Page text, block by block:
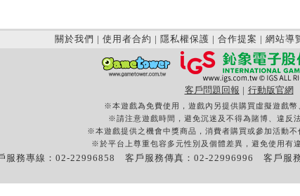
關於我們 | 使用者合約 | 隱私權保護 | 合作提案 | 網站導
客戶問題回報 | 行動版官網
※本遊戲為免費使用，遊戲內另提供購買虛擬遊戲幣
※請注意遊戲時間，避免沉迷及不得為賭博、違反
※本遊戲提供之機會中獎商品，消費者購買或參加活動不
※於平台上尊重包容多元性別及個體差異，避免使用有
服務專線：02-22996858 客戶服務傳真：02-22996996 客戶服務